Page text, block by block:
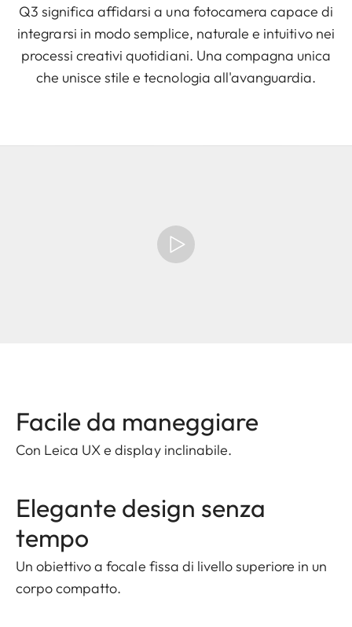
Q3 significa affidarsi a una fotocamera capace di
integrarsi in modo semplice, naturale e intuitivo nei
processi creativi quotidiani. Una compagna unica
che unisce stile e tecnologia all'avanguardia.
Facile da maneggiare
Con Leica UX e display inclinabile.
Elegante design senza
tempo
Un obiettivo a focale fissa di livello superiore in un
corpo compatto.